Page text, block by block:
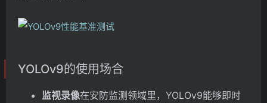
YOLOv9的使用场合
监视录像在安防监测领域里，YOLOv9能够即时